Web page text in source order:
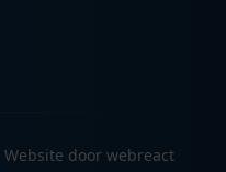
Website door webreact